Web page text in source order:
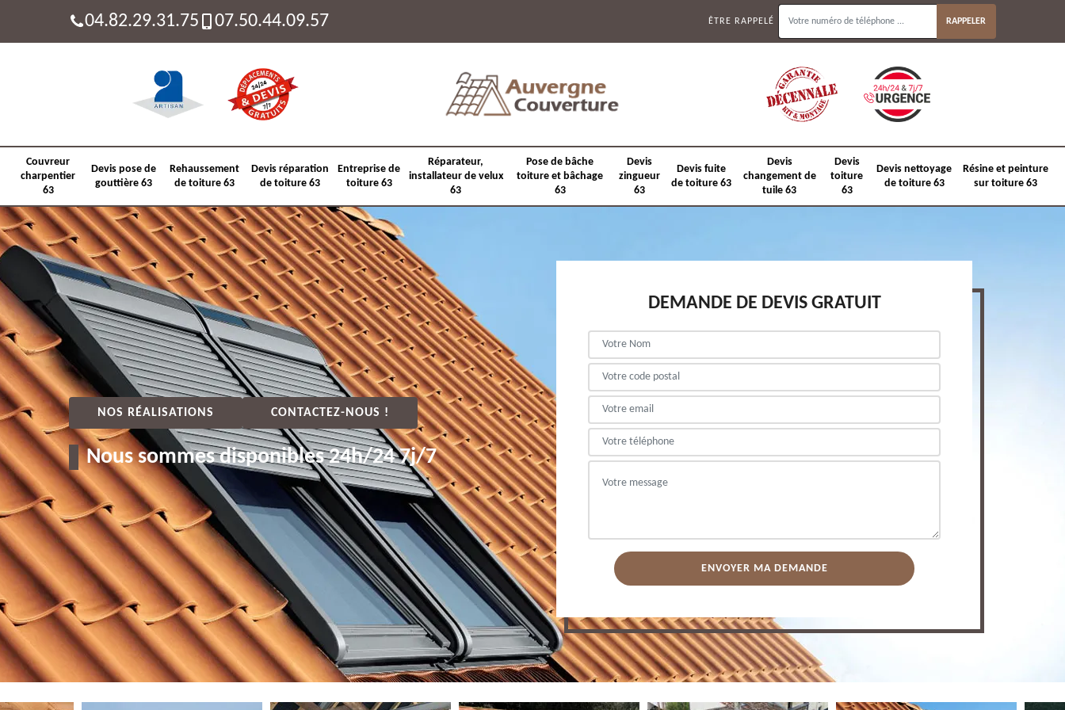
04.82.29.31.75 07.50.44.09.57 ÊTRE RAPPELÉ
Couvreur
charpentier
63
Devis pose de
gouttière 63
Rehaussement
de toiture 63
Devis réparation
de toiture 63
Entreprise de
toiture 63
Réparateur,
installateur de velux
63
Pose de bâche
toiture et bâchage
63
Devis
zingueur
63
Devis fuite
de toiture 63
Devis
changement de
tuile 63
Devis
toiture
63
Devis nettoyage
de toiture 63
Résine et peinture
sur toiture 63
NOS RÉALISATIONS CONTACTEZ-NOUS !
Nous sommes disponibles 24h/24 7j/7
DEMANDE DE DEVIS GRATUIT